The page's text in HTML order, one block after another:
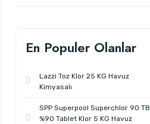
En Populer Olanlar
Lazzi Toz Klor 25 KG Havuz
Kimyasalı
SPP Superpool Superchlor 90 TB
%90 Tablet Klor 5 KG Havuz